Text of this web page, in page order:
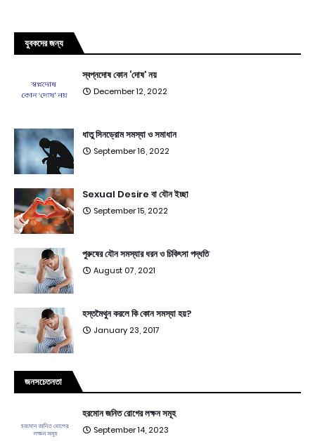
যুবকদের জন্য
স্বপ্নদোষ কোন ‘দোষ’ নয়
December 12, 2022
ধাতু সিনড্রোম সমস্যা ও সমাধান
September 16, 2022
Sexual Desire বা যৌন ইচ্ছা
September 15, 2022
পুরুষের যৌন সমস্যার ধরন ও চিকিৎসা পদ্ধতি
August 07, 2021
হস্তমৈথুন করলে কি কোন সমস্যা হয়?
January 23, 2017
জনসচেতনতা
হরমোন জনিত রোগের লক্ষন সমূহ
September 14, 2023